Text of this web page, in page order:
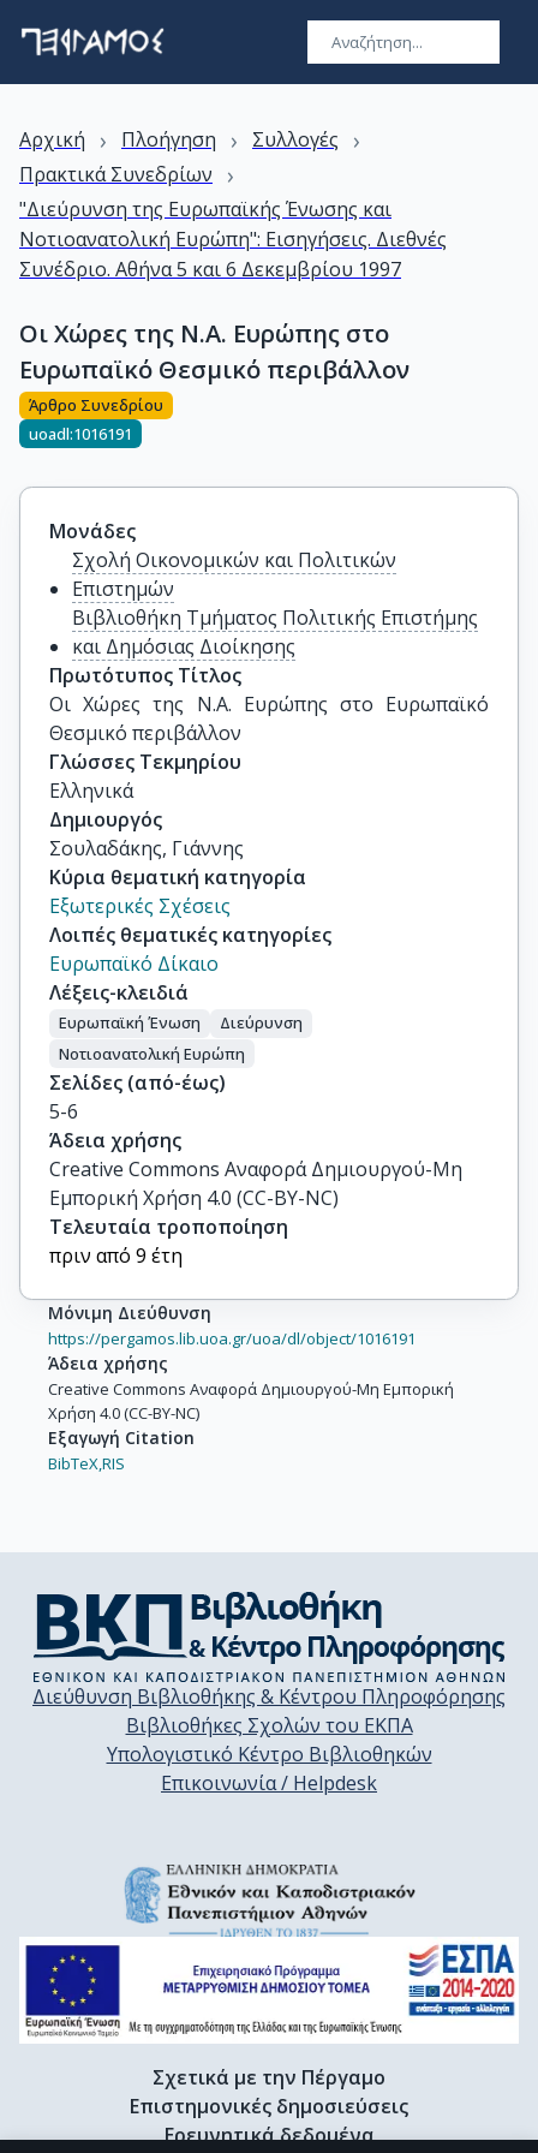
Αρχική › Πλοήγηση › Συλλογές ›
Πρακτικά Συνεδρίων ›
"Διεύρυνση της Ευρωπαϊκής Ένωσης και
Νοτιοανατολική Ευρώπη": Εισηγήσεις. Διεθνές
Συνέδριο. Αθήνα 5 και 6 Δεκεμβρίου 1997
Οι Χώρες της Ν.Α. Ευρώπης στο
Ευρωπαϊκό Θεσμικό περιβάλλον
Άρθρο Συνεδρίου
uoadl:1016191
Μονάδες
Σχολή Οικονομικών και Πολιτικών
Επιστημών
Βιβλιοθήκη Τμήματος Πολιτικής Επιστήμης
και Δημόσιας Διοίκησης
Πρωτότυπος Τίτλος
Οι Χώρες της Ν.Α. Ευρώπης στο Ευρωπαϊκό
Θεσμικό περιβάλλον
Γλώσσες Τεκμηρίου
Ελληνικά
Δημιουργός
Σουλαδάκης, Γιάννης
Κύρια θεματική κατηγορία
Εξωτερικές Σχέσεις
Λοιπές θεματικές κατηγορίες
Ευρωπαϊκό Δίκαιο
Λέξεις-κλειδιά
Ευρωπαϊκή Ένωση
Διεύρυνση
Νοτιοανατολική Ευρώπη
Σελίδες (από-έως)
5-6
Άδεια χρήσης
Creative Commons Αναφορά Δημιουργού-Μη
Εμπορική Χρήση 4.0 (CC-BY-NC)
Τελευταία τροποποίηση
πριν από 9 έτη
Μόνιμη Διεύθυνση
https://pergamos.lib.uoa.gr/uoa/dl/object/1016191
Άδεια χρήσης
Creative Commons Αναφορά Δημιουργού-Μη Εμπορική
Χρήση 4.0 (CC-BY-NC)
Εξαγωγή Citation
BibTeX,RIS
Διεύθυνση Βιβλιοθήκης & Κέντρου Πληροφόρησης
Βιβλιοθήκες Σχολών του ΕΚΠΑ
Υπολογιστικό Κέντρο Βιβλιοθηκών
Επικοινωνία / Helpdesk
Σχετικά με την Πέργαμο
Επιστημονικές δημοσιεύσεις
Ερευνητικά δεδομένα